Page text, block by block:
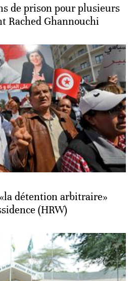
de prison pour plusieurs
Rached Ghannouchi
détention arbitraire»
(HRW)